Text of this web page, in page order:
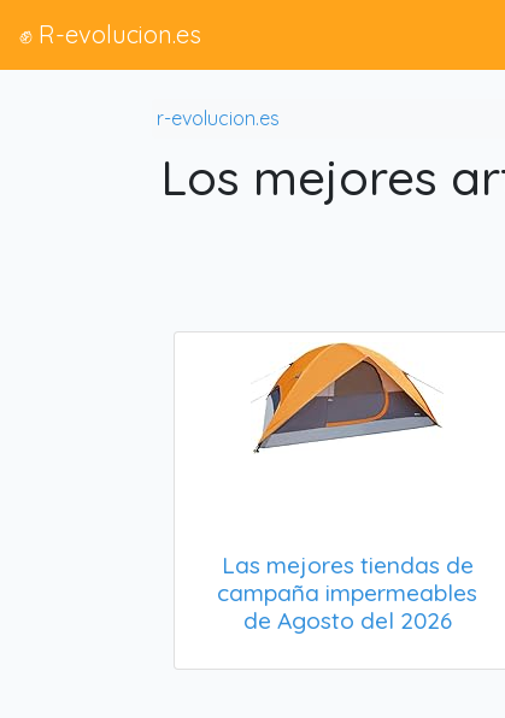
✊ R-evolucion.es
r-evolucion.es
Los mejores
Las mejores tiendas de
campaña impermeables
de Agosto del 2026